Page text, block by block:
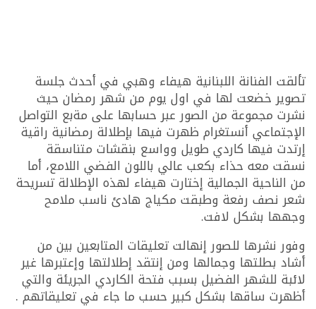
تألقت الفنانة اللبنانية هيفاء وهبي في أحدث جلسة
تصوير خضعت لها في اول يوم من شهر رمضان حيث
نشرت مجموعة من الصور عبر حسابها على مةبع التواصل
الإجتماعي أنستغرام ظهرت فيها بإطلالة رمضانية راقية
إرتدت فيها كاردي طويل وواسع بنقشات متناسقة
نسقت معه حذاء بكعب عالي باللون الفضي اللامع، أما
من الناحية الجمالية إختارت هيفاء لهذه الإطلالة تسريحة
شعر نصف رفعة وطبقت مكياج هادئ ناسب ملامح
وجهها بشكل لافت.
وفور نشرها للصور إنهالت تعليقات المتابعين بين من
أشاد بطلتها وجمالها ومن إنتقد إطلالتها وإعتبرها غير
لائبة للشهر الفضيل بسبب فتحة الكاردي الجريئة والتي
أظهرت ساقها بشكل كبير حسب ما جاء في تعليقاتهم .